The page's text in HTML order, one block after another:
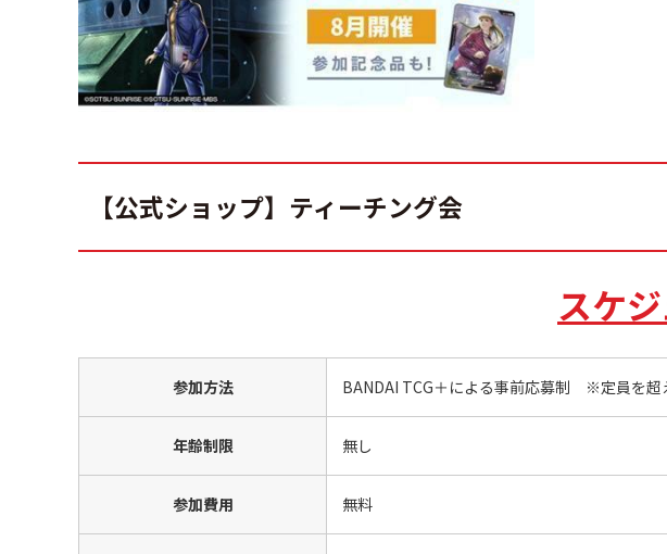
【公式ショップ】ティーチング会
スケ
参加方法 BANDAI TCG＋による事前応募制 ※定員を超
年齢制限 無し
参加費用 無料